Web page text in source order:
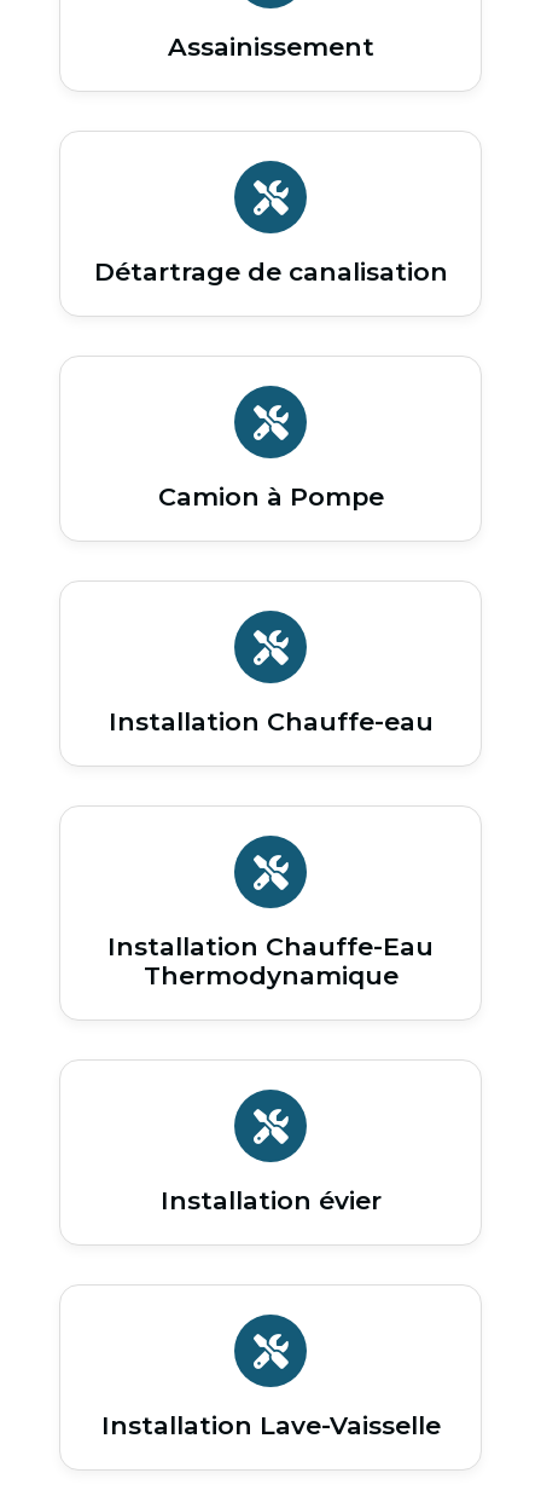
Assainissement
Détartrage de canalisation
Camion à Pompe
Installation Chauffe-eau
Installation Chauffe-Eau
Thermodynamique
Installation évier
Installation Lave-Vaisselle